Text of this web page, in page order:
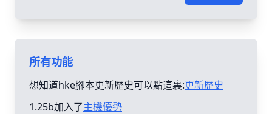
所有功能
想知道hke腳本更新歴史可以點這裏:更新歴史
1.25b加入了主機優勢